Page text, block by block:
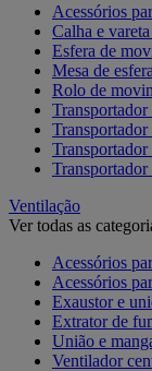
Acessórios
Calha e
Esfera de
Mesa de
Rolo de
Transportador
Transportador
Ventilação
Ver todas as
Acessórios
Acessórios
Exaustor e
Extrator de
União e
Ventilador